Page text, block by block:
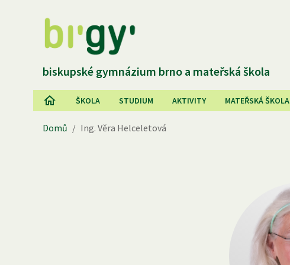
biskupské gymnázium brno a mateřská škola
ŠKOLA STUDIUM AKTIVITY MATEŘSKÁ ŠKOLA
Domů / Ing. Věra Helceletová